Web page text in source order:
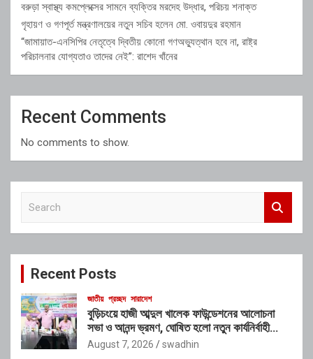
বরুড়া স্বাস্থ্য কমপ্লেক্সের সামনে ব্যক্তির মরদেহ উদ্ধার, পরিচয় শনাক্ত
গৃহায়ণ ও গণপূর্ত মন্ত্রণালয়ের নতুন সচিব হলেন মো. ওবায়দুর রহমান
“জামায়াত-এনসিপির নেতৃত্বে দ্বিতীয় কোনো গণঅভ্যুত্থান হবে না, রাষ্ট্র
পরিচালনার যোগ্যতাও তাদের নেই”: রাশেদ খাঁনের
Recent Comments
No comments to show.
c
Recent Posts
জাতীয় প্রচ্ছদ সারাদেশ
বুড়িচংয়ে হাজী আব্দুল খালেক ফাউন্ডেশনের আলোচনা
সভা ও আনন্দ ভ্রমণ, ঘোষিত হলো নতুন কার্যনির্বাহী
কমিটি
August 7, 2026 swadhin